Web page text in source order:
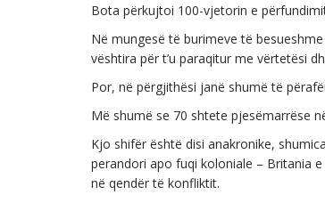
Bota përkujtoi 100-vjetorin e
Në mungesë të burimeve të
vështira për t’u paraqitur me vërtetësi
Por, në përgjithësi janë shumë të
Më shumë se 70 shtete pjesëmarrëse
Kjo shifër është disi anakronike,
perandori apo fuqi koloniale – Britania
në qendër të konfliktit.